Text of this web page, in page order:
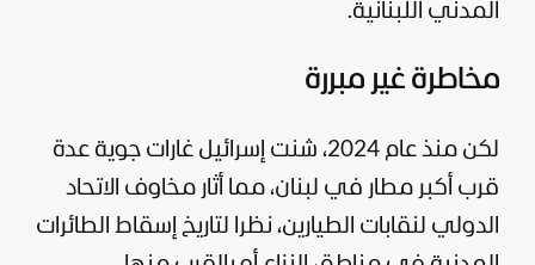
المدني اللبنانية.
مخاطرة غير مبررة
لكن منذ عام 2024، شنت إسرائيل غارات جوية عدة
قرب أكبر مطار في لبنان، مما أثار مخاوف الاتحاد
الدولي لنقابات الطيارين، نظرا لتاريخ إسقاط الطائرات